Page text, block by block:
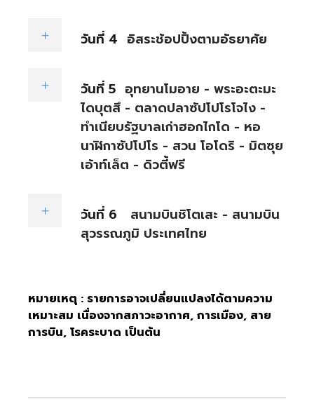
วันที่ 4 อิสระช้อปปิ้งตามอัธยาศัย
วันที่ 5 อุทยานโมอาย - พระอะตะมะ
ไดบุตสึ - ตลาดปลาซัปโปโรโจไง -
ทำเนียบรัฐบาลเก่าฮอกไกโด - หอ
นาฬิกาซัปโปโร - สวน โอโดริ - มิตซุย
เอ้าท์เล็ต - ดิวตี้ฟรี
วันที่ 6
สนามบินชิโตเสะ - สนามบิน
สุวรรณภูมิ ประเทศไทย
หมายเหตุ : รายการอาจเปลี่ยนแปลงได้ตามความ
เหมาะสม เนื่องจากสภาวะอากาศ, การเมือง, สาย
การบิน, โรคระบาด เป็นต้น